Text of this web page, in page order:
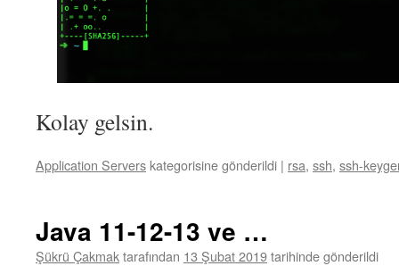
Kolay gelsin.
Application Servers kategorisine gönderildi | rsa, ssh, ssh-
Java 11-12-13 ve …
Şükrü Çakmaktarafından 13 Şubat 2019tarihinde gönderildi